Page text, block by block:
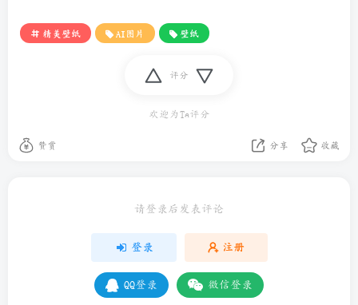
精美壁纸 AI图片 壁纸
评分
欢迎为Ta评分
赞赏 分享 收藏
请登录后发表评论
登录 注册
QQ登录 微信登录